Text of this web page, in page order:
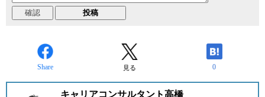
Share 見る 0
キャリアコンサルタント高橋